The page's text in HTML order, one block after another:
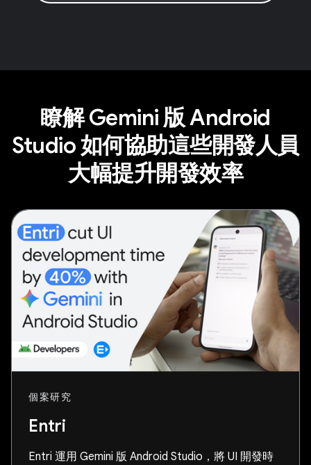
瞭解 Gemini 版 Android
Studio 如何協助這些開發人員
大幅提升開發效率
個案研究
Entri
Entri 運用 Gemini 版 Android Studio，將 UI 開發時